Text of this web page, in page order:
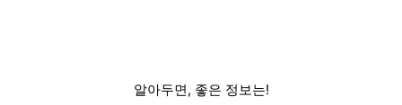
알아두면, 좋은 정보는!